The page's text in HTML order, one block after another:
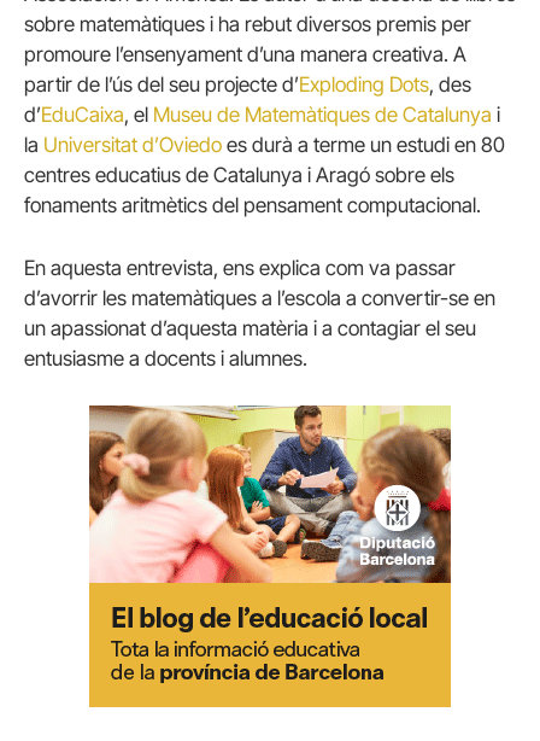
sobre matemàtiques i ha rebut diversos premis per
promoure l’ensenyament d’una manera creativa. A
partir de l’ús del seu projecte d’Exploding Dots, des
d’EduCaixa, el Museu de Matemàtiques de Catalunya i
la Universitat d’Oviedo es durà a terme un estudi en 80
centres educatius de Catalunya i Aragó sobre els
fonaments aritmètics del pensament computacional.
En aquesta entrevista, ens explica com va passar
d’avorrir les matemàtiques a l’escola a convertir-se en
un apassionat d’aquesta matèria i a contagiar el seu
entusiasme a docents i alumnes.